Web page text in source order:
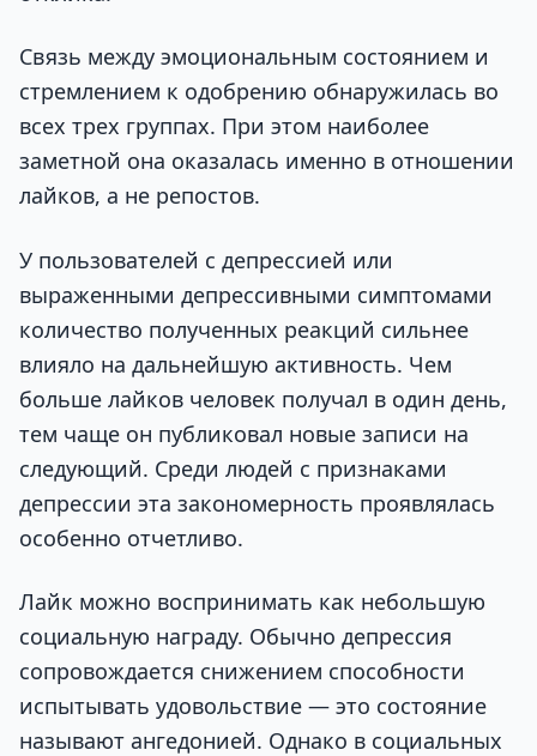
Связь между эмоциональным состоянием и
стремлением к одобрению обнаружилась во
всех трех группах. При этом наиболее
заметной она оказалась именно в отношении
лайков, а не репостов.
У пользователей с депрессией или
выраженными депрессивными симптомами
количество полученных реакций сильнее
влияло на дальнейшую активность. Чем
больше лайков человек получал в один день,
тем чаще он публиковал новые записи на
следующий. Среди людей с признаками
депрессии эта закономерность проявлялась
особенно отчетливо.
Лайк можно воспринимать как небольшую
социальную награду. Обычно депрессия
сопровождается снижением способности
испытывать удовольствие — это состояние
называют ангедонией. Однако в социальных